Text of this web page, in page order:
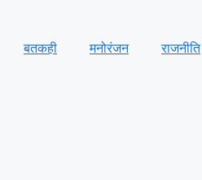
बतकही मनोरंजन राजनीति